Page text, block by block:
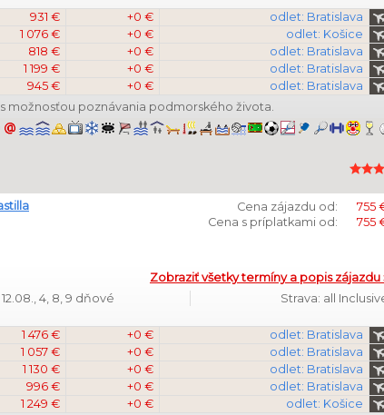
931 € +0 €
odlet: Bratislava
1 076 € +0 €
odlet: Košice
818 € +0 €
odlet: Bratislava
1 199 € +0 €
odlet: Bratislava
945 € +0 €
odlet: Bratislava
možnosťou poznávania podmorského života.
Cena zájazdu od:
755
Cena s príplatkami od:
755
Zobraziť všetky termíny a popis zájazdu
4, 8, 9 dňové
Strava: all
1 476 € +0 €
odlet: Bratislava
1 057 € +0 €
odlet: Bratislava
1 130 € +0 €
odlet: Bratislava
996 € +0 €
odlet: Bratislava
1 249 € +0 € odlet: Košice